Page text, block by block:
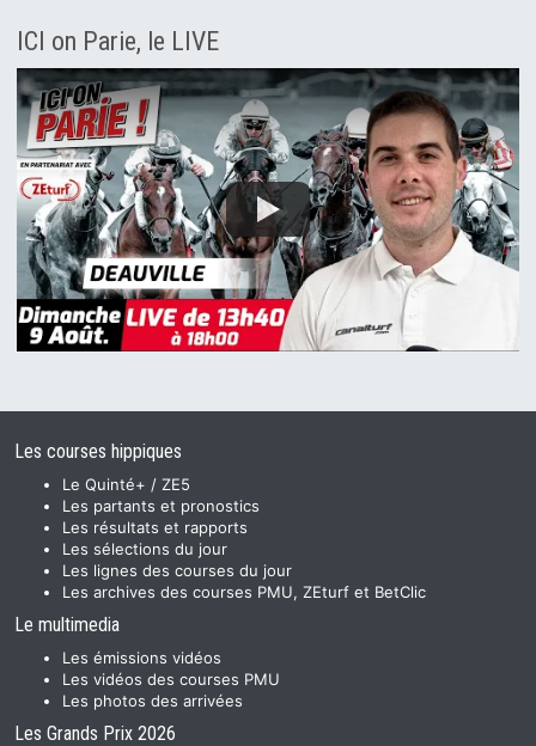
ICI on Parie, le LIVE
Les courses hippiques
Le Quinté+ / ZE5
Les partants et pronostics
Les résultats et rapports
Les sélections du jour
Les lignes des courses du jour
Les archives des courses PMU, ZEturf et BetClic
Le multimedia
Les émissions vidéos
Les vidéos des courses PMU
Les photos des arrivées
Les Grands Prix 2026